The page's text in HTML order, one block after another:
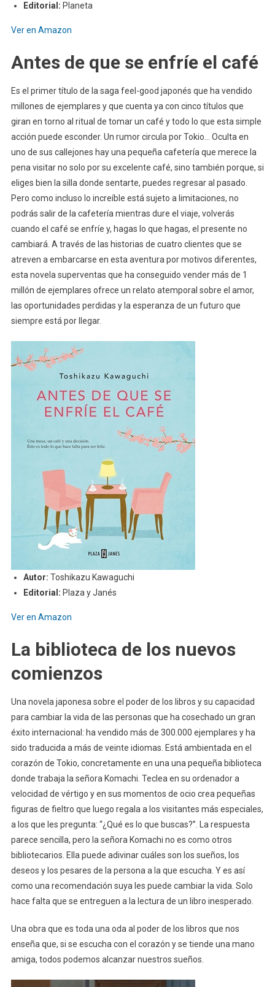
Editorial: Planeta
Ver en Amazon
Antes de que se enfríe el café
Es el primer título de la saga feel-good japonés que ha vendido
millones de ejemplares y que cuenta ya con cinco títulos que
giran en torno al ritual de tomar un café y todo lo que esta simple
acción puede esconder. Un rumor circula por Tokio… Oculta en
uno de sus callejones hay una pequeña cafetería que merece la
pena visitar no solo por su excelente café, sino también porque, si
eliges bien la silla donde sentarte, puedes regresar al pasado.
Pero como incluso lo increíble está sujeto a limitaciones, no
podrás salir de la cafetería mientras dure el viaje, volverás
cuando el café se enfríe y, hagas lo que hagas, el presente no
cambiará. A través de las historias de cuatro clientes que se
atreven a embarcarse en esta aventura por motivos diferentes,
esta novela superventas que ha conseguido vender más de 1
millón de ejemplares ofrece un relato atemporal sobre el amor,
las oportunidades perdidas y la esperanza de un futuro que
siempre está por llegar.
Autor: Toshikazu Kawaguchi
Editorial: Plaza y Janés
Ver en Amazon
La biblioteca de los nuevos
comienzos
Una novela japonesa sobre el poder de los libros y su capacidad
para cambiar la vida de las personas que ha cosechado un gran
éxito internacional: ha vendido más de 300.000 ejemplares y ha
sido traducida a más de veinte idiomas. Está ambientada en el
corazón de Tokio, concretamente en una una pequeña biblioteca
donde trabaja la señora Komachi. Teclea en su ordenador a
velocidad de vértigo y en sus momentos de ocio crea pequeñas
figuras de fieltro que luego regala a los visitantes más especiales,
a los que les pregunta: “¿Qué es lo que buscas?”. La respuesta
parece sencilla, pero la señora Komachi no es como otros
bibliotecarios. Ella puede adivinar cuáles son los sueños, los
deseos y los pesares de la persona a la que escucha. Y es así
como una recomendación suya les puede cambiar la vida. Solo
hace falta que se entreguen a la lectura de un libro inesperado.
Una obra que es toda una oda al poder de los libros que nos
enseña que, si se escucha con el corazón y se tiende una mano
amiga, todos podemos alcanzar nuestros sueños.